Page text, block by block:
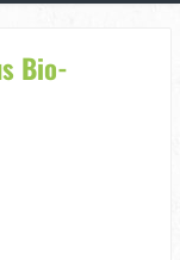
Bio-